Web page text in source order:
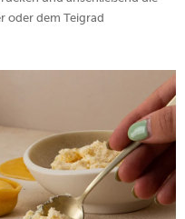
oder dem Teigrad